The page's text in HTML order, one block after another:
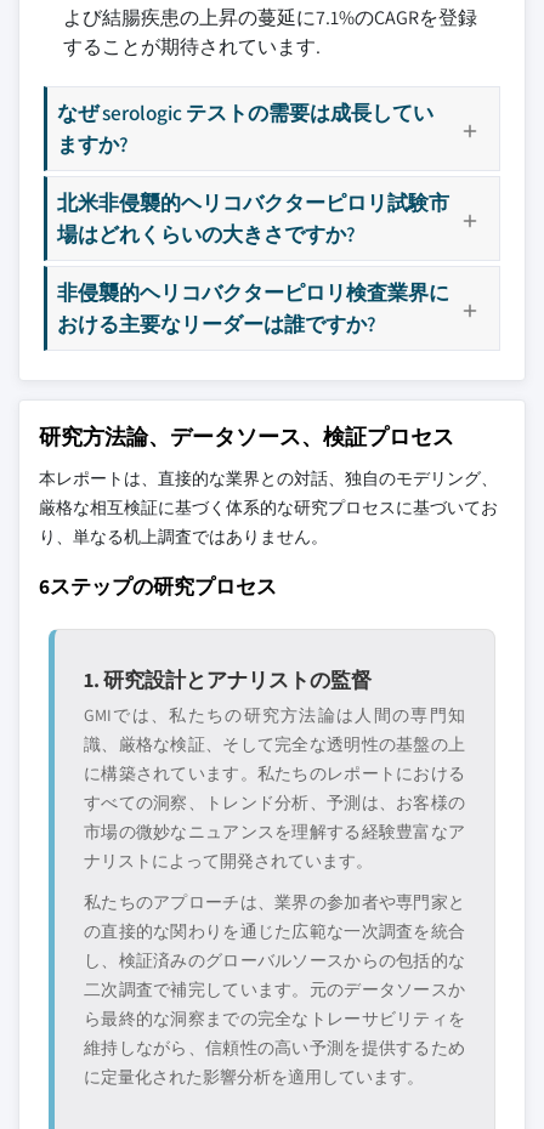
よび結腸疾患の上昇の蔓延に7.1%のCAGRを登録
することが期待されています.
なぜ serologic テストの需要は成長してい
ますか?
北米非侵襲的ヘリコバクターピロリ試験市
場はどれくらいの大きさですか?
非侵襲的ヘリコバクターピロリ検査業界に
おける主要なリーダーは誰ですか?
研究方法論、データソース、検証プロセス
本レポートは、直接的な業界との対話、独自のモデリング、
厳格な相互検証に基づく体系的な研究プロセスに基づいてお
り、単なる机上調査ではありません。
6ステップの研究プロセス
1. 研究設計とアナリストの監督
GMIでは、私たちの研究方法論は人間の専門知
識、厳格な検証、そして完全な透明性の基盤の上
に構築されています。私たちのレポートにおける
すべての洞察、トレンド分析、予測は、お客様の
市場の微妙なニュアンスを理解する経験豊富なア
ナリストによって開発されています。
私たちのアプローチは、業界の参加者や専門家と
の直接的な関わりを通じた広範な一次調査を統合
し、検証済みのグローバルソースからの包括的な
二次調査で補完しています。元のデータソースか
ら最終的な洞察までの完全なトレーサビリティを
維持しながら、信頼性の高い予測を提供するため
に定量化された影響分析を適用しています。